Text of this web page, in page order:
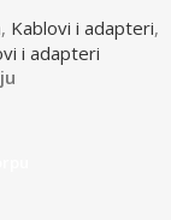
, Kablovi i adapteri,
i adapteri